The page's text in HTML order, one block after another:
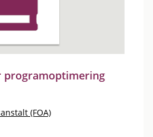
programoptimering
(FOA)